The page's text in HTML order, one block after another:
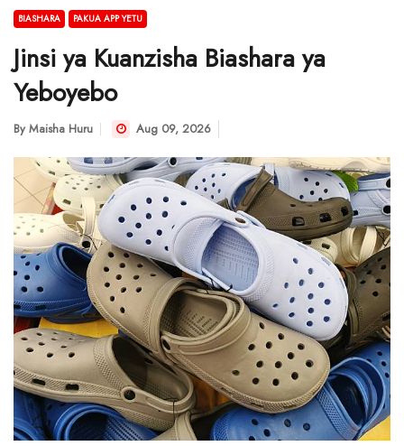
BIASHARA PAKUA APP YETU
Jinsi ya Kuanzisha Biashara ya
Yeboyebo
By Maisha Huru Aug 09, 2026